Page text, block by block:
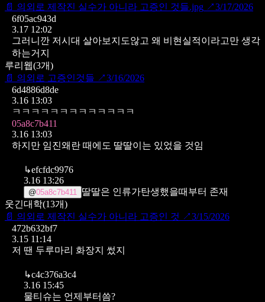
📄 의외로 제작진 실수가 아니라 고증인 것들.jpg ↗3/17/2026
6f05ac943d
3.17 12:02
그러니깐 저시대 살아보지도않고 왜 비현실적이라고만 생각
하는거지
루리웹(3개)
📄 의외로 고증인것들 ↗3/16/2026
6d4886d8de
3.16 13:03
ㅋㅋㅋㅋㅋㅋㅋㅋㅋㅋㅋㅋㅋ
05a8c7b411
3.16 13:03
하지만 임진왜란 때에도 딸딸이는 있었을 것임
↳efcfdc9976
3.16 13:26
@05a8c7b411
딸딸은 인류가탄생했을때부터 존재
웃긴대학(13개)
📄 의외로 제작진 실수가 아니라 고증인 것 ↗3/15/2026
472b632bf7
3.15 11:14
저 땐 두루마리 화장지 썼지
↳c4c376a3c4
3.16 15:45
물티슈는 언제부터씀?